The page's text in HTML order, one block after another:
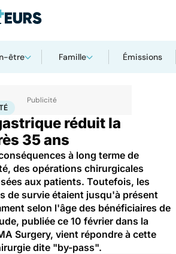
être Famille Émissions
de l'obésité
réduit la
35 ans
à long terme de
des opérations chirurgicales
aux patients. Toutefois, les
de survie étaient jusqu'à présent
selon l'âge des bénéficiaires de
publiée ce 10 février dans la
Surgery, vient répondre à cette
dite "by-pass".